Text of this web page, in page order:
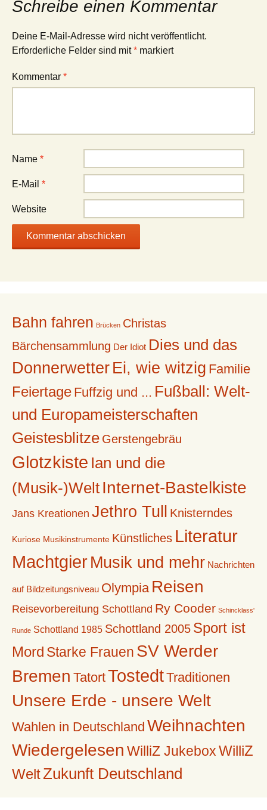
Schreibe einen Kommentar
Deine E-Mail-Adresse wird nicht veröffentlicht.
Erforderliche Felder sind mit* markiert
Kommentar *
Name *
E-Mail *
Website
Bahn fahren Brücken Christas
Bärchensammlung Der Idiot Dies und das
Donnerwetter Ei, wie witzig Familie
Feiertage Fuffzig und ... Fußball: Welt-
und Europameisterschaften
Geistesblitze Gerstengebräu
Glotzkiste Ian und die
(Musik-)Welt Internet-Bastelkiste
Jans Kreationen Jethro Tull Knisterndes
Kuriose Musikinstrumente Künstliches Literatur
MachtgierMusik und mehr Nachrichten
auf Bildzeitungsniveau Olympia Reisen
Reisevorbereitung Schottland Ry Cooder Schincklass'
Runde Schottland 1985 Schottland 2005 Sport ist
Mord Starke Frauen SV Werder
Bremen TatortTostedtTraditionen
Unsere Erde - unsere Welt
Wahlen in Deutschland Weihnachten
Wiedergelesen WilliZ Jukebox WilliZ
WeltZukunft Deutschland